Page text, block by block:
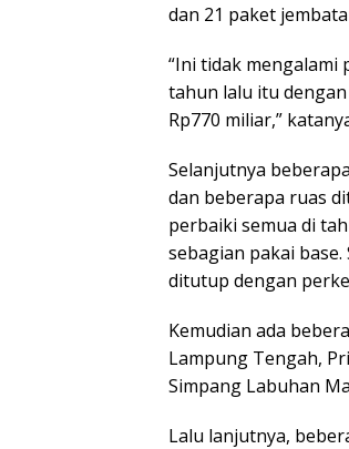
dan 21 paket
“Ini tidak mengalami
tahun lalu itu
Rp770 miliar,”
Selanjutnya
dan beberapa ruas
perbaiki semua di
sebagian pakai
ditutup dengan
Kemudian ada
Lampung Tengah,
Simpang Labuhan
Lalu lanjutnya,